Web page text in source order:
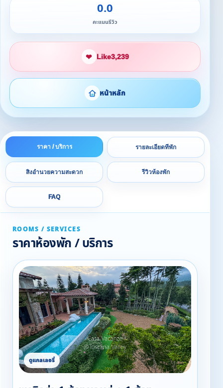
0.0
คะแนนรีวิว
❤ Like3,239
หน้าหลัก
ราคา / บริการ รายละเอียดที่พัก
สิ่งอำนวยความสะดวก รีวิวห้องพัก
FAQ
ROOMS / SERVICES
ราคาห้องพัก / บริการ